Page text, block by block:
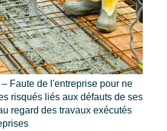
Faute de l'entreprise pour ne
risqués liés aux défauts de ses
regard des travaux exécutés